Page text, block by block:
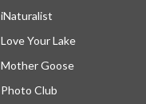
iNaturalist
Love Your Lake
Mother Goose
Photo Club